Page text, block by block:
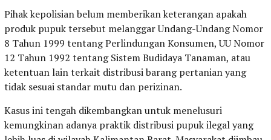
Pihak kepolisian belum memberikan keterangan apakah
produk pupuk tersebut melanggar Undang-Undang Nomor
8 Tahun 1999 tentang Perlindungan Konsumen, UU Nomor
12 Tahun 1992 tentang Sistem Budidaya Tanaman, atau
ketentuan lain terkait distribusi barang pertanian yang
tidak sesuai standar mutu dan perizinan.
Kasus ini tengah dikembangkan untuk menelusuri
kemungkinan adanya praktik distribusi pupuk ilegal yang